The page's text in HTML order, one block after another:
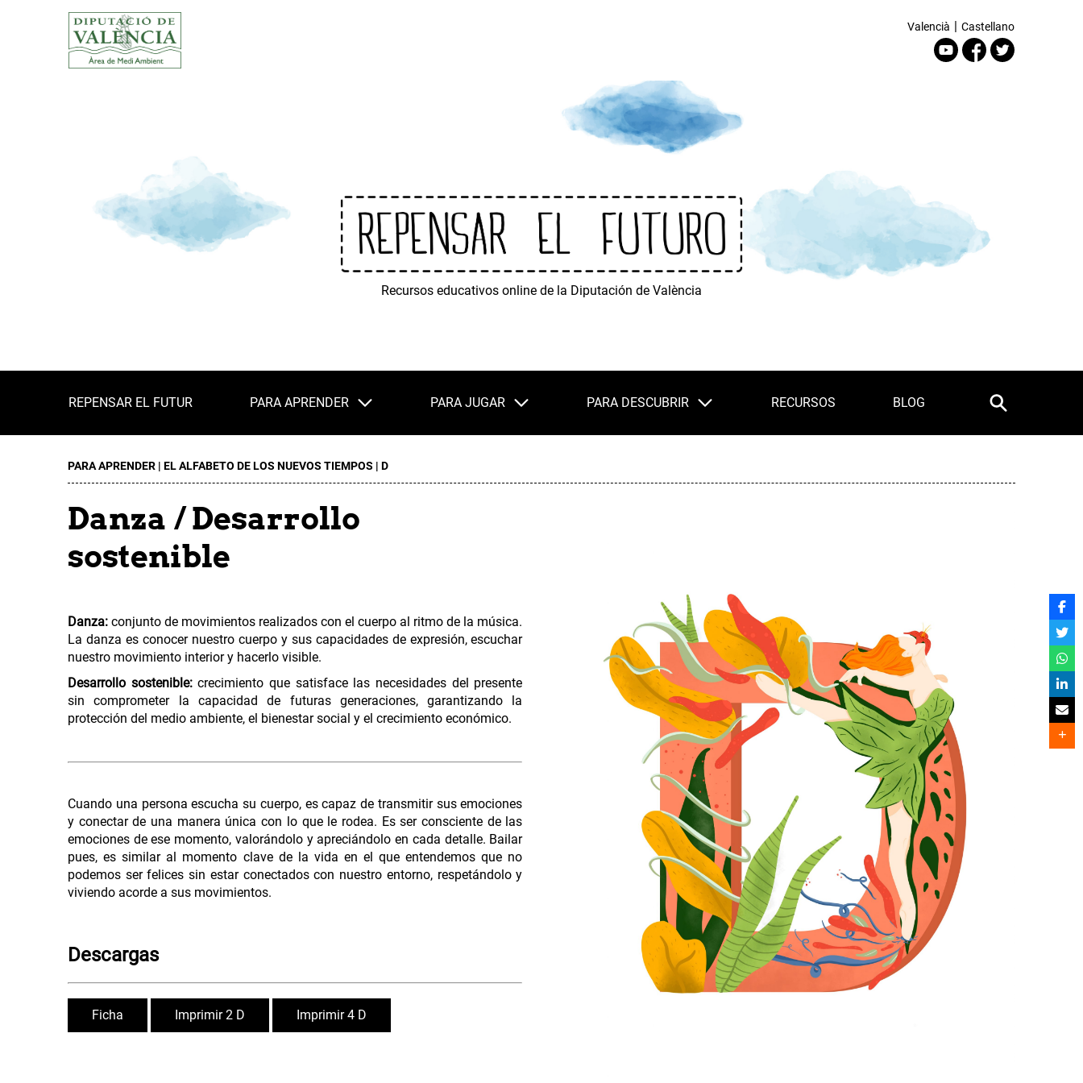
Valencià | Castellano
Recursos educativos online de la Diputación de València
REPENSAR EL FUTUR PARA APRENDER PARA JUGAR PARA DESCUBRIR RECURSOS BLOG
PARA APRENDER | EL ALFABETO DE LOS NUEVOS TIEMPOS | D
Danza / Desarrollo
sostenible
Danza: conjunto de movimientos realizados con el cuerpo al ritmo de la música.
La danza es conocer nuestro cuerpo y sus capacidades de expresión, escuchar
nuestro movimiento interior y hacerlo visible.
Desarrollo sostenible:crecimiento que satisface las necesidades del presente
sin comprometer la capacidad de futuras generaciones, garantizando la
protección del medio ambiente, el bienestar social y el crecimiento económico.
Cuando una persona escucha su cuerpo, es capaz de transmitir sus emociones
y conectar de una manera única con lo que le rodea. Es ser consciente de las
emociones de ese momento, valorándolo y apreciándolo en cada detalle. Bailar
pues, es similar al momento clave de la vida en el que entendemos que no
podemos ser felices sin estar conectados con nuestro entorno, respetándolo y
viviendo acorde a sus movimientos.
Descargas
Ficha Imprimir 2 D Imprimir 4 D